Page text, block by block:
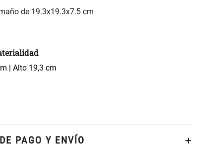
de 19.3x19.3x7.5 cm
| Alto 19,3 cm
PAGO Y ENVÍO